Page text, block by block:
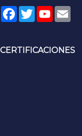
Facebook
TwitterYouTube
CERTIFICACIONES